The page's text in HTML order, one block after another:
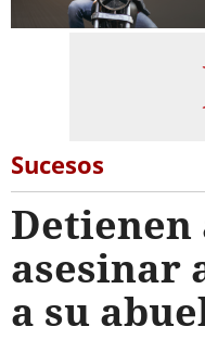
Sucesos
Detienen
asesinar
a su